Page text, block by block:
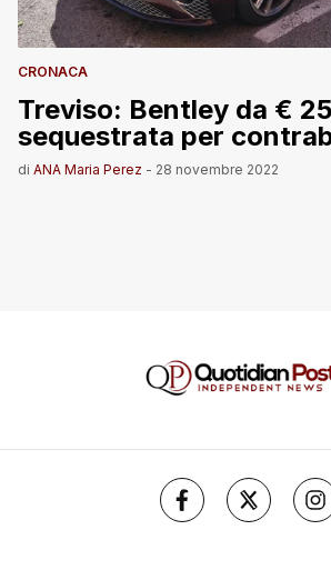
CRONACA
Treviso: Bentley da €
sequestrata per
di ANA Maria Perez - 28 novembre 2022